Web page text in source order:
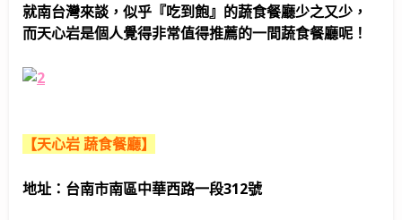
就南台灣來談，似乎『吃到飽』的蔬食餐廳少之又少，
而天心岩是個人覺得非常值得推薦的一間蔬食餐廳呢！
【天心岩 蔬食餐廳】
地址：台南市南區中華西路一段312號